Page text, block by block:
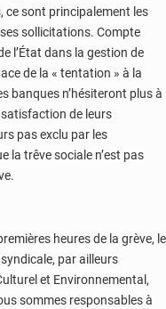
ce sont principalement les
sollicitations. Compte
l’État dans la gestion de
de la « tentation » à la
banques n’hésiteront plus à
de leurs
pas exclu par les
la trêve sociale n’est pas
heures de la grève, le
par ailleurs
et Environnemental,
sommes responsables à